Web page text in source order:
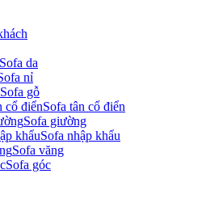
Sofa da
nỉ
Sofa gỗ
Sofa tân cổ điển
Sofa giường
Sofa nhập khẩu
Sofa văng
Sofa góc